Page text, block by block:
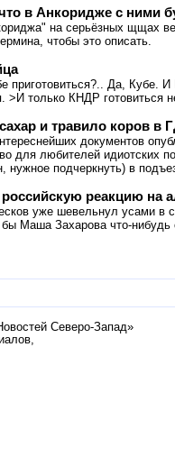
в Анкоридже с ними
на серьёзных щщах
чтобы это описать.
приготовиться?.. Да, Кубе. И
>И только КНДР готовиться
и травило коров в
документов
для любителей идиотских
подчеркнуть) в
реакцию на
уже шевельнул усами в
Маша Захарова что-нибудь
Северо-Запад»